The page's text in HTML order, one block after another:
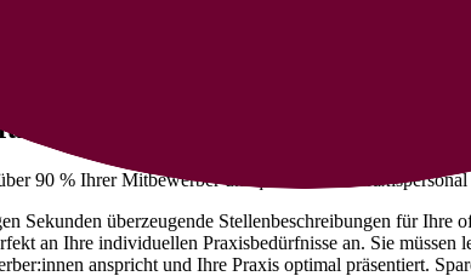
Medizinische Fachangestellte
90 % Ihrer Mitbewerber um qualifiziertes Praxispersonal
Sekunden überzeugende Stellenbeschreibungen für
an Ihre individuellen Praxisbedürfnisse an. Sie
anspricht und Ihre Praxis optimal präsentiert.